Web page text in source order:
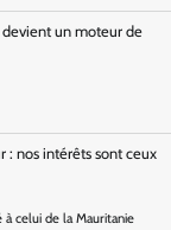
devient un moteur de
: nos intérêts sont ceux
celui de la Mauritanie